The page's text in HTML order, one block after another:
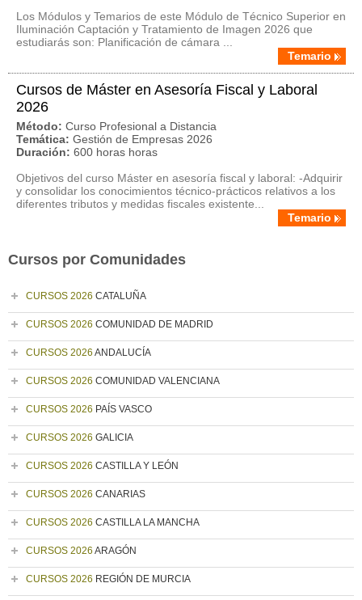
Los Módulos y Temarios de este Módulo de Técnico Superior en
Iluminación Captación y Tratamiento de Imagen 2026 que
estudiarás son: Planificación de cámara ...
Temario
Cursos de Máster en Asesoría Fiscal y Laboral
2026
Método: Curso Profesional a Distancia
Temática: Gestión de Empresas 2026
Duración: 600 horas horas
Objetivos del curso Máster en asesoría fiscal y laboral: -Adquirir
y consolidar los conocimientos técnico-prácticos relativos a los
diferentes tributos y medidas fiscales existente...
Temario
Cursos por Comunidades
CURSOS 2026 CATALUÑA
CURSOS 2026 COMUNIDAD DE MADRID
CURSOS 2026 ANDALUCÍA
CURSOS 2026 COMUNIDAD VALENCIANA
CURSOS 2026 PAÍS VASCO
CURSOS 2026 GALICIA
CURSOS 2026 CASTILLA Y LEÓN
CURSOS 2026 CANARIAS
CURSOS 2026 CASTILLA LA MANCHA
CURSOS 2026 ARAGÓN
CURSOS 2026 REGIÓN DE MURCIA